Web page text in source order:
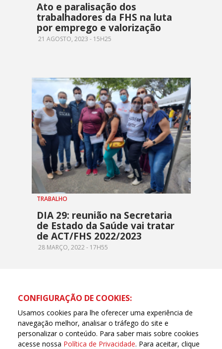
Ato e paralisação dos
trabalhadores da FHS na luta
por emprego e valorização
21 AGOSTO, 2023 - 15H25
TRABALHO
DIA 29: reunião na Secretaria
de Estado da Saúde vai tratar
de ACT/FHS 2022/2023
28 MARÇO, 2022 - 17H55
CONFIGURAÇÃO DE COOKIES:
Usamos cookies para lhe oferecer uma experiência de
navegação melhor, analisar o tráfego do site e
personalizar o conteúdo. Para saber mais sobre cookies
acesse nossa Política de Privacidade. Para aceitar, clique